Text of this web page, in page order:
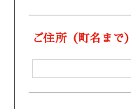
ご住所（町名まで）